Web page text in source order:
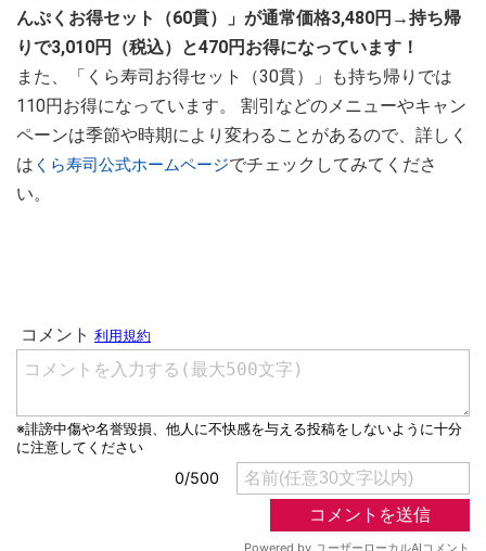
んぷくお得セット（60貫）」が通常価格3,480円→持ち帰
りで3,010円（税込）と470円お得になっています！
また、「くら寿司お得セット（30貫）」も持ち帰りでは
110円お得になっています。 割引などのメニューやキャン
ペーンは季節や時期により変わることがあるので、詳しく
は くら寿司公式ホームページでチェックしてみてくださ
い。